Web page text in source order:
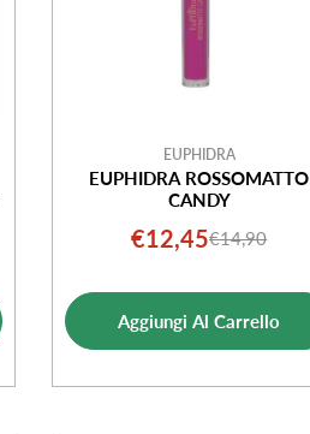
EUPHIDRA
EUPHIDRA ROSSOMATTO
CANDY
Prezzo
vendita
€12,45Prezzo
€14,90
Aggiungi Al Carrello